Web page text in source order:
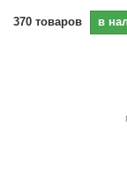
370 товаров в